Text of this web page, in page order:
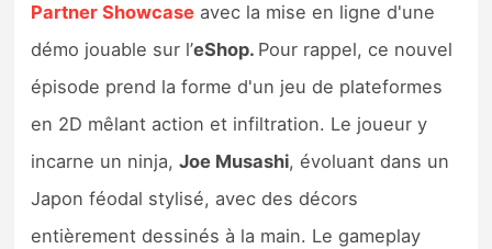
Précommandes
Précommandes jeux Switch 2
Sorties de jeux
Bons plans
Partner Showcase avec la mise en ligne d'une
démo jouable sur l’eShop. Pour rappel, ce nouvel
épisode prend la forme d'un jeu de plateformes
en 2D mêlant action et infiltration. Le joueur y
incarne un ninja,Joe Musashi, évoluant dans un
Japon féodal stylisé, avec des décors
entièrement dessinés à la main. Le gameplay